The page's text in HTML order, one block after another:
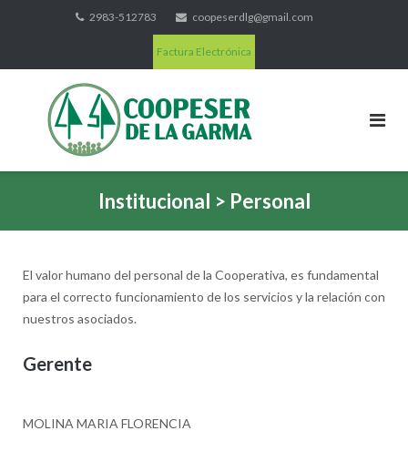
2983-512783 coopeserdlg@gmail.com
Factura Electrónica
Institucional > Personal
El valor humano del personal de la Cooperativa, es fundamental
para el correcto funcionamiento de los servicios y la relación con
nuestros asociados.
Gerente
MOLINA MARIA FLORENCIA